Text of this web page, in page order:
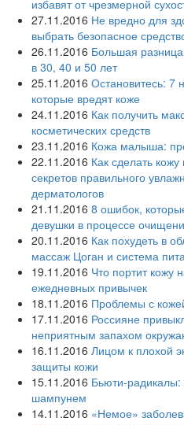
избавят от чрезмерной
27.11.2016 Не вредно для
выбрать безопасное
26.11.2016 Большая
в 30, 40 и 50 лет
25.11.2016 Остановитесь: 7
которые вредят коже
24.11.2016 Как получить
косметических средств
23.11.2016 Кожа малыша:
22.11.2016 Как сделать
секретов правильного
дерматологов
21.11.2016 8 ошибок,
девушки в процессе
20.11.2016 Как похудеть в
массаж Цоган и система
19.11.2016 Что портит кожу
ежедневных привычек
18.11.2016 Проблемы с
17.11.2016 Россияне
неприятным запахом
16.11.2016 Лицом к плохой
защиты кожи
15.11.2016 Бьюти-
шампунем
14.11.2016 «Немое»